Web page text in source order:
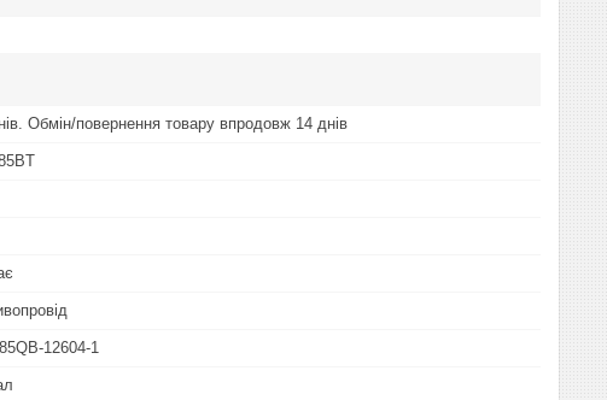
Обмін/повернення товару впродовж 14 днів
12604-1